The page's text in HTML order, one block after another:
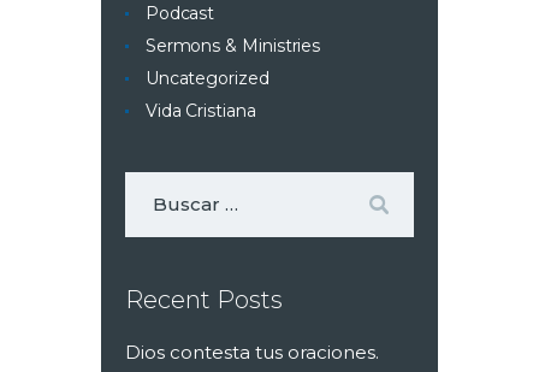
Podcast
Sermons & Ministries
Uncategorized
Vida Cristiana
Recent Posts
Dios contesta tus oraciones.